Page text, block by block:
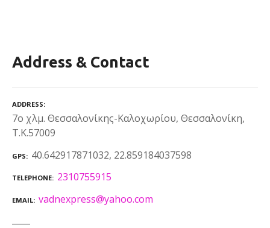
Address & Contact
ADDRESS
7ο χλμ. Θεσσαλονίκης-Καλοχωρίου, Θεσσαλονίκη,
Τ.Κ.57009
GPS 40.642917871032, 22.859184037598
TELEPHONE 2310755915
EMAIL vadnexpress@yahoo.com